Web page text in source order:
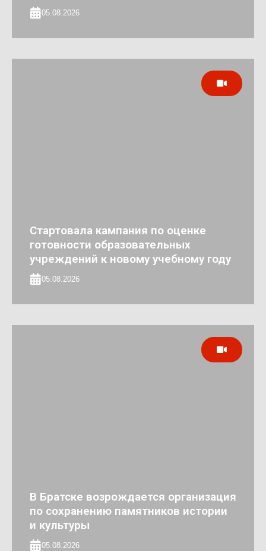
05.08.2026
Стартовала кампания по оценке
готовности образовательных
учреждений к новому учебному году
05.08.2026
В Братске возрождается организация
по сохранению памятников истории
и культуры
05.08.2026